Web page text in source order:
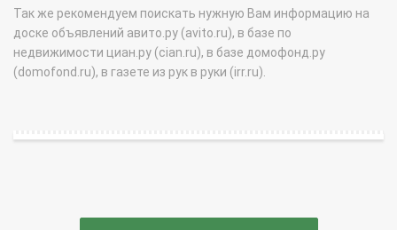
Так же рекомендуем поискать нужную Вам информацию на
доске объявлений авито.ру (avito.ru), в базе по
недвижимости циан.ру (cian.ru), в базе домофонд.ру
(domofond.ru), в газете из рук в руки (irr.ru).